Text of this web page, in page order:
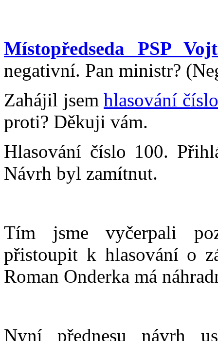
Místopředseda PSP
negativní. Pan ministr?
Zahájil jsemhlasování
proti? Děkuji vám.
Hlasování číslo 100.
Návrh byl zamítnut.
Tím jsme vyčerpali
přistoupit k hlasování o
Roman Onderka má
Nyní přednesu návrh